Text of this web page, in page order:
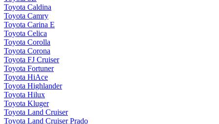
Toyota Caldina
Toyota Camry
Toyota Carina E
Toyota Celica
Toyota Corolla
Toyota Corona
Toyota FJ Cruiser
Toyota Fortuner
Toyota HiAce
Toyota Highlander
Toyota Hilux
Toyota Kluger
Toyota Land Cruiser
Toyota Land Cruiser Prado